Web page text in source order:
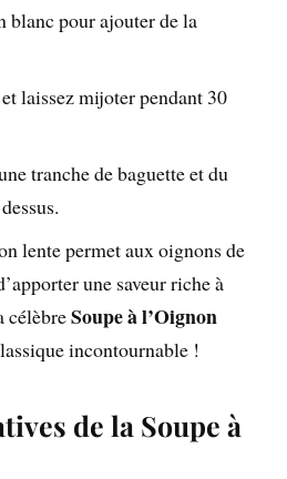
blanc pour ajouter de la
laissez mijoter pendant 30
tranche de baguette et du
lente permet aux oignons de
une saveur riche à
célèbreSoupe à l’Oignon
incontournable !
de la Soupe à